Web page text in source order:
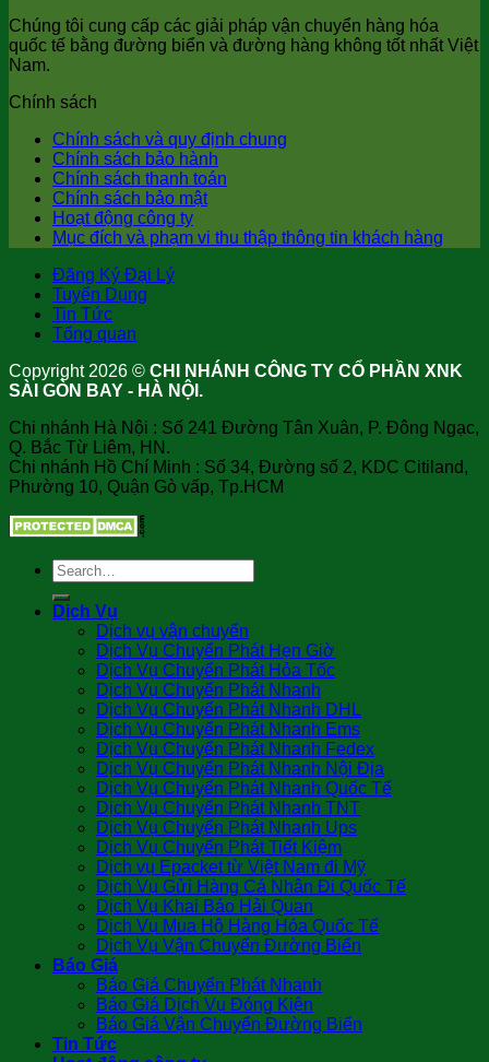
Chúng tôi cung cấp các giải pháp vận chuyển hàng hóa
quốc tế bằng đường biển và đường hàng không tốt nhất Việt
Nam.
Chính sách
Chính sách và quy định chung
Chính sách bảo hành
Chính sách thanh toán
Chính sách bảo mật
Hoạt động công ty
Mục đích và phạm vi thu thập thông tin khách hàng
Đăng Ký Đại Lý
Tuyển Dụng
Tin Tức
Tổng quan
Copyright 2026 © CHI NHÁNH CÔNG TY CỔ PHẦN XNK
SÀI GÒN BAY - HÀ NỘI.
Chi nhánh Hà Nội : Số 241 Đường Tân Xuân, P. Đông Ngạc,
Q. Bắc Từ Liêm, HN.
Chi nhánh Hồ Chí Minh : Số 34, Đường số 2, KDC Citiland,
Phường 10, Quận Gò vấp, Tp.HCM
Dịch Vụ
Dịch vụ vận chuyển
Dịch Vụ Chuyển Phát Hẹn Giờ
Dịch Vụ Chuyển Phát Hỏa Tốc
Dịch Vụ Chuyển Phát Nhanh
Dịch Vụ Chuyển Phát Nhanh DHL
Dịch Vụ Chuyển Phát Nhanh Ems
Dịch Vụ Chuyển Phát Nhanh Fedex
Dịch Vụ Chuyển Phát Nhanh Nội Địa
Dịch Vụ Chuyển Phát Nhanh Quốc Tế
Dịch Vụ Chuyển Phát Nhanh TNT
Dịch Vụ Chuyển Phát Nhanh Ups
Dịch Vụ Chuyển Phát Tiết Kiệm
Dịch vụ Epacket từ Việt Nam đi Mỹ
Dịch Vụ Gửi Hàng Cá Nhân Đi Quốc Tế
Dịch Vụ Khai Báo Hải Quan
Dịch Vụ Mua Hộ Hàng Hóa Quốc Tế
Dịch Vụ Vận Chuyển Đường Biển
Báo Giá
Báo Giá Chuyển Phát Nhanh
Báo Giá Dịch Vụ Đóng Kiện
Báo Giá Vận Chuyển Đường Biển
Tin Tức